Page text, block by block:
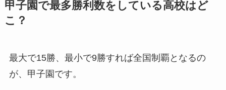
甲子園で最多勝利数をしている高校はど
こ？
最大で15勝、最小で9勝すれば全国制覇となるの
が、甲子園です。